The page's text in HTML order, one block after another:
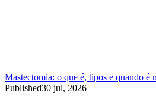
Mastectomia: o que é, tipos e quando é
Published30 jul, 2026